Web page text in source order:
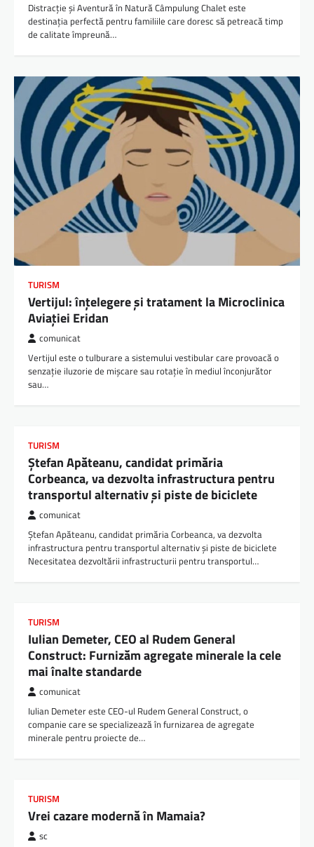
Distracție și Aventură în Natură Câmpulung Chalet este
destinația perfectă pentru familiile care doresc să petreacă timp
de calitate împreună…
TURISM
Vertijul: înțelegere și tratament la Microclinica
Aviației Eridan
comunicat
Vertijul este o tulburare a sistemului vestibular care provoacă o
senzație iluzorie de mișcare sau rotație în mediul înconjurător
sau…
TURISM
Ștefan Apăteanu, candidat primăria
Corbeanca, va dezvolta infrastructura pentru
transportul alternativ și piste de biciclete
comunicat
Ștefan Apăteanu, candidat primăria Corbeanca, va dezvolta
infrastructura pentru transportul alternativ și piste de biciclete
Necesitatea dezvoltării infrastructurii pentru transportul…
TURISM
Iulian Demeter, CEO al Rudem General
Construct: Furnizăm agregate minerale la cele
mai înalte standarde
comunicat
Iulian Demeter este CEO-ul Rudem General Construct, o
companie care se specializează în furnizarea de agregate
minerale pentru proiecte de…
TURISM
Vrei cazare modernă în Mamaia?
sc